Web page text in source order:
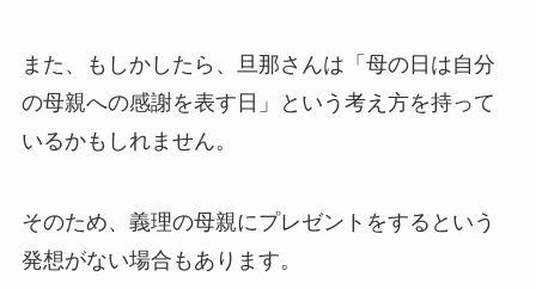
また、もしかしたら、旦那さんは「母の日は自分
の母親への感謝を表す日」という考え方を持って
いるかもしれません。
そのため、義理の母親にプレゼントをするという
発想がない場合もあります。